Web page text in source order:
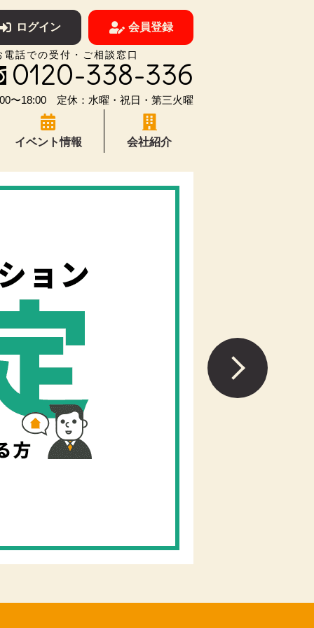
会員登録
ログイン
電話での受付・ご相談窓口
0120-338-336
〜18:00 定休：水曜・祝日・第三火曜
イベント情報 会社紹介
東近
不動産取